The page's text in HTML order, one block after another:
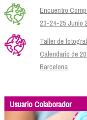
Encuentro
23-24-25 Junio
Taller de
Calendario de
Barcelona
Usuario Colaborador